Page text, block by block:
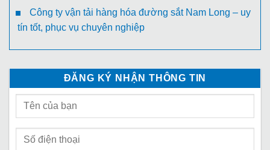
Công ty vận tải hàng hóa đường sắt Nam Long – uy
tín tốt, phục vụ chuyên nghiệp
ĐĂNG KÝ NHẬN THÔNG TIN